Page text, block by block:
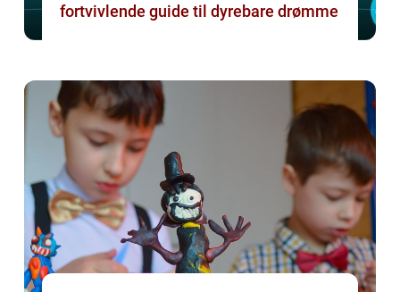
fortvivlende guide til dyrebare drømme